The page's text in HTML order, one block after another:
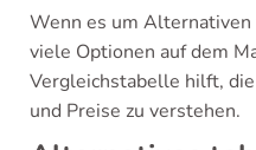
Wenn es um Alternativen
viele Optionen auf dem
Vergleichstabelle hilft,
und Preise zu verstehen.